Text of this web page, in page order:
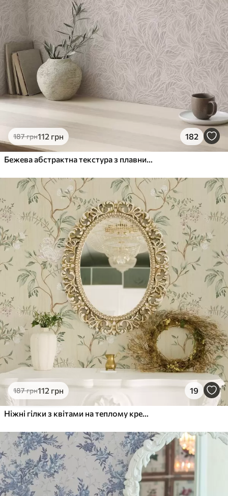
187грн112 грн 182
Бежева абстрактна текстура з плавними лініями листя
187грн112 грн 19
Ніжні гілки з квітами на теплому кремовому тлі